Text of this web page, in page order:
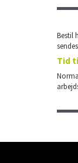
Bestil
Tid